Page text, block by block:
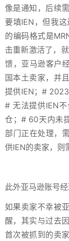
像是通知，后续
要填IEN，但我
的编码格式是
击重新激活了，
馈，亚马逊客户
国本土卖家，并
提供IEN；#
# 无法提供IEN
仓；# 60天内未
部门正在处理，
供IEN的卖家，则
此外亚马逊账号经
如果卖家不幸被
醒，其实与过去
首次被抓到的卖